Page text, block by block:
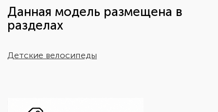
Данная модель размещена в
разделах
Детские велосипеды